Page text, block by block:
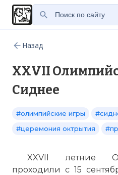
Назад
XXVII
Сиднее
#олимпийские игры
#церемония октрытия
XXVII летние
проходили с 15